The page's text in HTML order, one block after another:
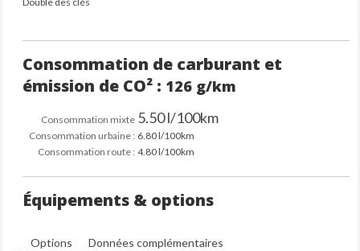
Consommation de carburant et
émission de CO² : 126 g/km
Consommation mixte 5.50 l/100km
Consommation urbaine : 6.80 l/100km
Consommation route : 4.80 l/100km
Équipements & options
Options Données complémentaires